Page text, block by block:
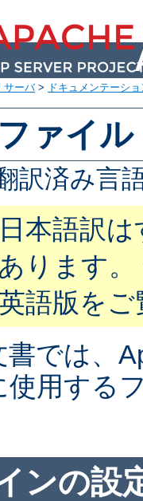
サーバ> ドキュメンテーショ
ァイル
訳済み言
本語訳
ります
語版を
書では、
使用する
ンの設